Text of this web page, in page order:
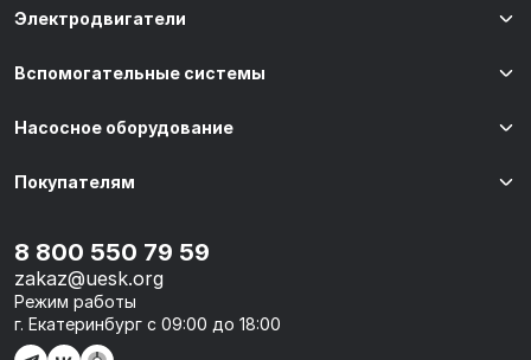
Электродвигатели
Вспомогательные системы
Насосное оборудование
Покупателям
8 800 550 79 59
zakaz@uesk.org
Режим работы
г. Екатеринбург с 09:00 до 18:00